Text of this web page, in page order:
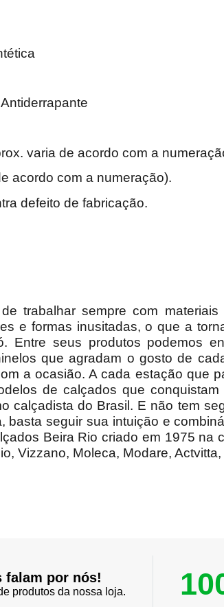
varia de acordo com a
acordo com a numeração).
defeito de fabricação.
trabalhar sempre com
e formas inusitadas, o que a
Entre seus produtos podemos
que agradam o gosto de
a ocasião. A cada estação que
de calçados que
calçadista do Brasil. E não tem
basta seguir sua intuição e
Beira Rio criado em 1975 na
Vizzano, Moleca, Modare,
falam por nós!
produtos da nossa loja.